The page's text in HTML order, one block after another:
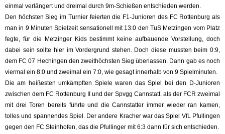
einmal verlängert und dreimal durch 9m-Schießen entschieden werden.
Den höchsten Sieg im Turnier feierten die F1-Junioren des FC Rottenburg als
man in 9 Minuten Spielzeit sensationell mit 13:0 den TuS Metzingen vom Platz
fegte, für die Metzinger Kids bestimmt keine aufbauende Vorstellung, doch
dabei sein sollte hier im Vordergrund stehen. Doch diese mussten beim 0:9,
dem FC 07 Hechingen den zweithöchsten Sieg überlassen. Dann gab es noch
viermal ein 8:0 und zweimal ein 7:0, wie gesagt innerhalb von 9 Spielminuten.
Die am heißesten umkämpften Spiele waren das Spiel bei den D-Junioren
zwischen dem FC Rottenburg II und der Spvgg Cannstatt. als der FCR zweimal
mit drei Toren bereits führte und die Cannstatter immer wieder ran kamen,
tolles und spannendes Spiel. Der andere Kracher war das Spiel VfL Pfullingen
gegen den FC Steinhofen, das die Pfullinger mit 6:3 dann für sich entschieden.